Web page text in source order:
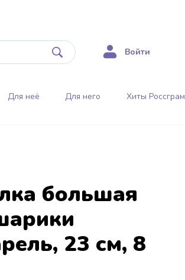
Войти
Для неё Для него Хиты Россграм
большая
23 см, 8